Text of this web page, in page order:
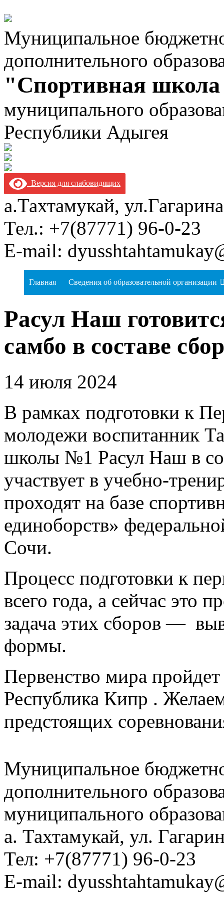
Муниципальное
дополнительного
"Спортивная
муниципального
Республики Адыгея
Версия для слабовидящих
а.Тахтамукай,
Тел.: +7(87771) 96-0-23
E-mail:
Главная Сведения об образовательной организации
Расул Наш
самбо в составе
14 июля 2024
В рамках подготовки к
молодежи воспитанник
школы №1 Расул Наш в
участвует в учебно-
проходят на базе
единоборств»
Сочи.
Процесс подготовки к
всего года, а сейчас это
задача этих сборов —
формы.
Первенство мира пройдет
Республика Кипр .
предстоящих
Муниципальное
дополнительного
муниципального
а. Тахтамукай, ул.
Тел: +7(87771) 96-0-23
E-mail: